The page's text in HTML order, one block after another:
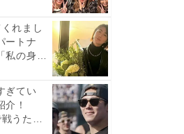
れまし
ートナ
私の身
ぎてい
介！
うため